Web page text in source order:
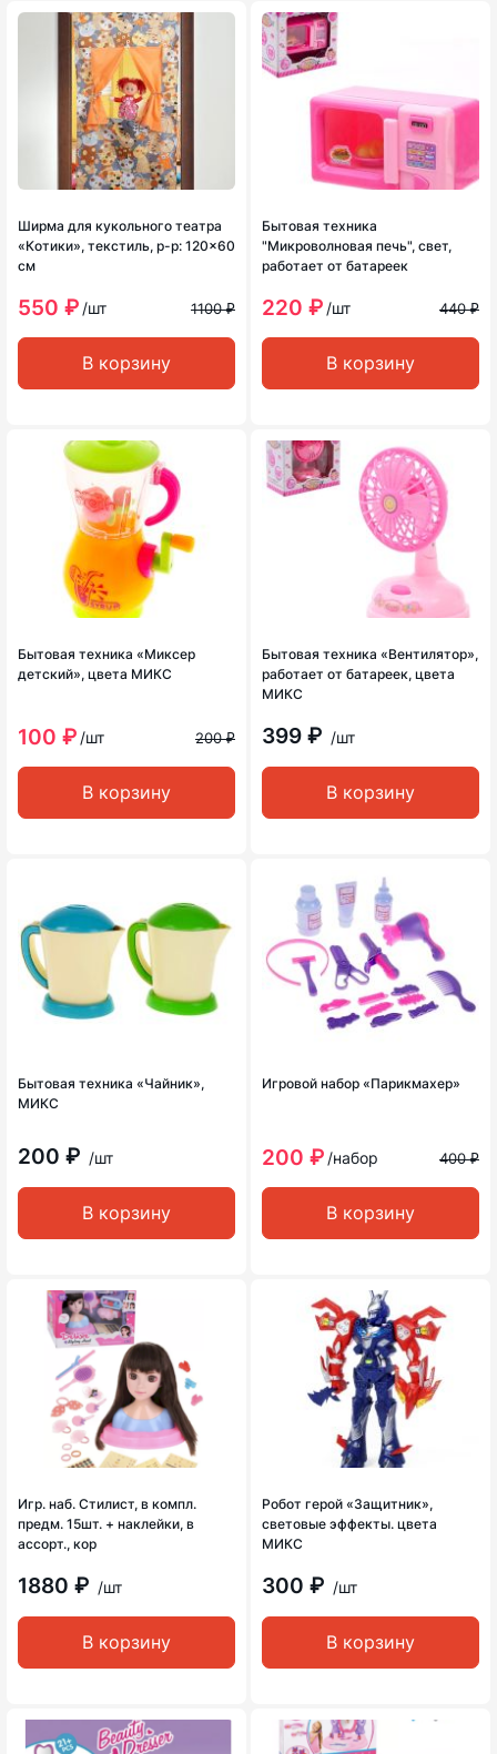
Ширма для кукольного театра
«Котики», текстиль, р-р: 120×60
см
550 ₽ /шт 1100 ₽
В корзину
Бытовая техника
"Микроволновая печь", свет,
работает от батареек
220 ₽ /шт 440 ₽
В корзину
Бытовая техника «Миксер
детский», цвета МИКС
100 ₽ /шт 200 ₽
В корзину
Бытовая техника «Вентилятор»,
работает от батареек, цвета
МИКС
399 ₽ /шт
В корзину
Бытовая техника «Чайник»,
МИКС
200 ₽ /шт
В корзину
Игровой набор «Парикмахер»
200 ₽ /набор 400 ₽
В корзину
Игр. наб. Стилист, в компл.
предм. 15шт. + наклейки, в
ассорт., кор
1880 ₽ /шт
В корзину
Робот герой «Защитник»,
световые эффекты. цвета
МИКС
300 ₽ /шт
В корзину